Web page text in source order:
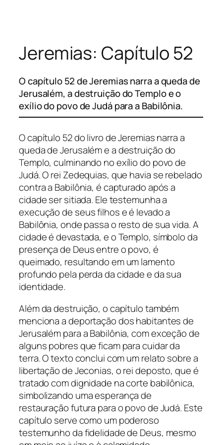
conteúdo
Jeremias: Capítulo 52
O capítulo 52 de Jeremias narra a queda de
Jerusalém, a destruição do Templo e o
exílio do povo de Judá para a Babilônia.
O capítulo 52 do livro de Jeremias narra a
queda de Jerusalém e a destruição do
Templo, culminando no exílio do povo de
Judá. O rei Zedequias, que havia se rebelado
contra a Babilônia, é capturado após a
cidade ser sitiada. Ele testemunha a
execução de seus filhos e é levado a
Babilônia, onde passa o resto de sua vida. A
cidade é devastada, e o Templo, símbolo da
presença de Deus entre o povo, é
queimado, resultando em um lamento
profundo pela perda da cidade e da sua
identidade.
Além da destruição, o capítulo também
menciona a deportação dos habitantes de
Jerusalém para a Babilônia, com exceção de
alguns pobres que ficam para cuidar da
terra. O texto conclui com um relato sobre a
libertação de Jeconias, o rei deposto, que é
tratado com dignidade na corte babilônica,
simbolizando uma esperança de
restauração futura para o povo de Judá. Este
capítulo serve como um poderoso
testemunho da fidelidade de Deus, mesmo